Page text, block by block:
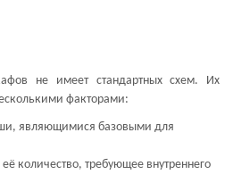
не имеет стандартных схем. Их
факторами:
являющимися базовыми для
количество, требующее внутреннего